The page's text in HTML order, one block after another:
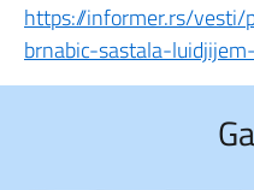
https://informer.rs/
brnabic-sastala-